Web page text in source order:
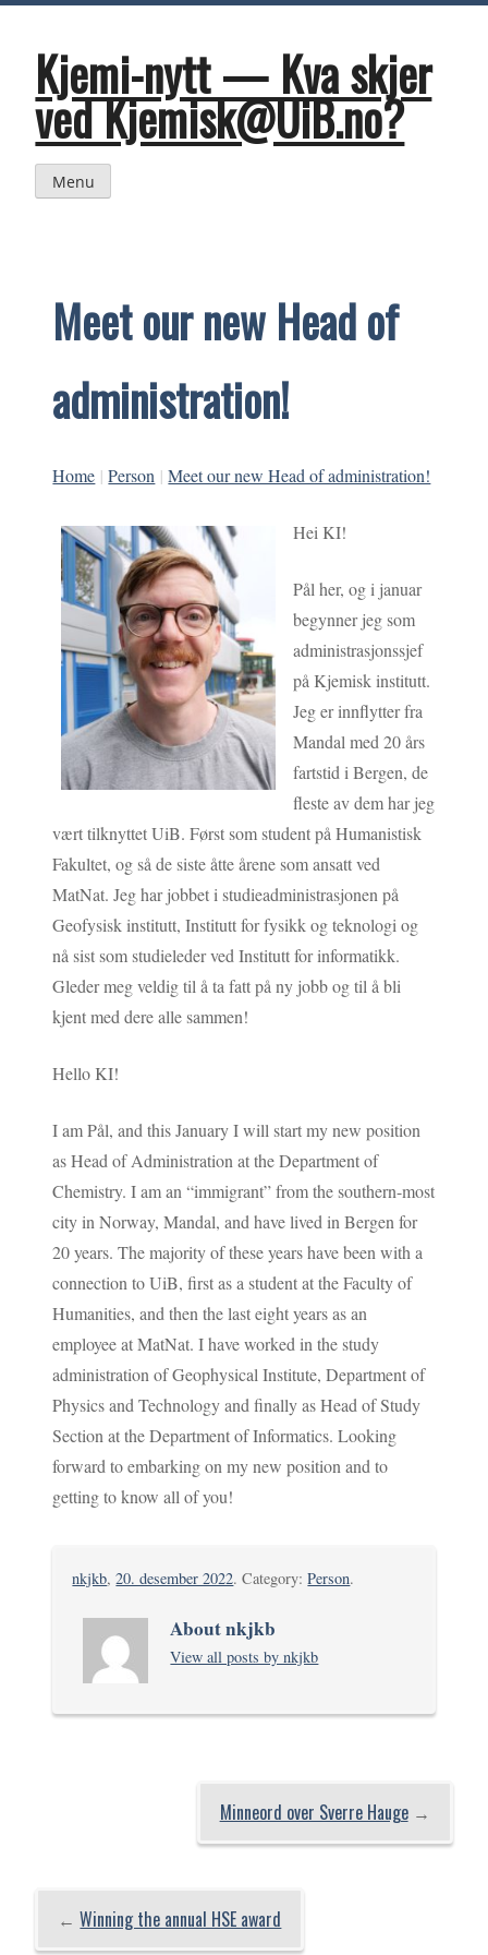
Skip
contentKjemi-nytt — Kva skjer
ved Kjemisk@UiB.no?
Menu
Meet our new Head of
administration!
Home | Person | Meet our new Head of administration!
Hei KI!
Pål her, og i januar
begynner jeg som
administrasjonssjef
på Kjemisk institutt.
Jeg er innflytter fra
Mandal med 20 års
fartstid i Bergen, de
fleste av dem har jeg
vært tilknyttet UiB. Først som student på Humanistisk
Fakultet, og så de siste åtte årene som ansatt ved
MatNat. Jeg har jobbet i studieadministrasjonen på
Geofysisk institutt, Institutt for fysikk og teknologi og
nå sist som studieleder ved Institutt for informatikk.
Gleder meg veldig til å ta fatt på ny jobb og til å bli
kjent med dere alle sammen!
Hello KI!
I am Pål, and this January I will start my new position
as Head of Administration at the Department of
Chemistry. I am an “immigrant” from the southern-most
city in Norway, Mandal, and have lived in Bergen for
20 years. The majority of these years have been with a
connection to UiB, first as a student at the Faculty of
Humanities, and then the last eight years as an
employee at MatNat. I have worked in the study
administration of Geophysical Institute, Department of
Physics and Technology and finally as Head of Study
Section at the Department of Informatics. Looking
forward to embarking on my new position and to
getting to know all of you!
nkjkb,20. desember 2022. Category:Person.
About nkjkb
View all posts by nkjkb
Minneord over Sverre Hauge→
←Winning the annual HSE award